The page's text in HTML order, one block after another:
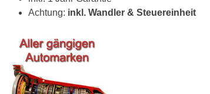
Achtung: inkl. Wandler & Steuereinheit